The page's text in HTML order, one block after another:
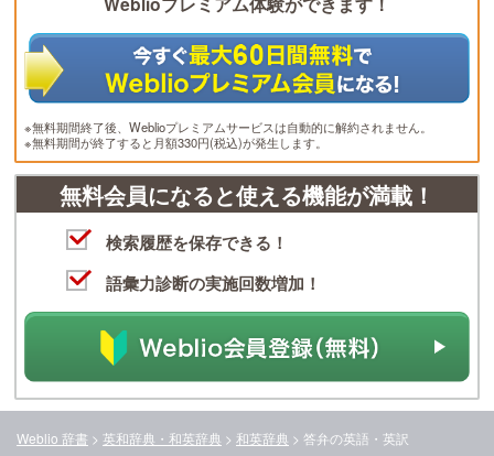
※無料期間終了後、Weblioプレミアムサービスは自動的に解約されません。
※無料期間が終了すると月額330円(税込)が発生します。
無料会員になると使える機能が満載！
検索履歴を保存できる！
語彙力診断の実施回数増加！
Weblio 辞書 > 英和辞典・和英辞典 > 和英辞典 > 答弁の英語・英訳